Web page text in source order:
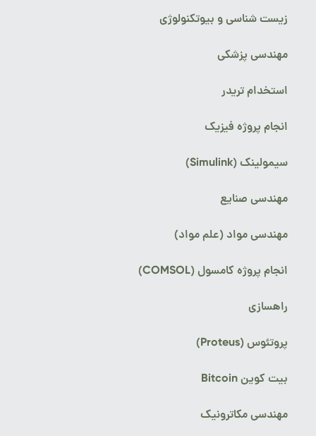
زیست شناسی و بیوتکنولوژی
مهندسی پزشکی
استخدام تریدر
انجام پروژه فیزیک
سیمولینک (Simulink)
مهندسی صنایع
مهندسی مواد (علم مواد)
انجام پروژه کامسول (COMSOL)
راهسازی
پروتئوس (Proteus)
بیت کوین Bitcoin
مهندسی مکاترونیک